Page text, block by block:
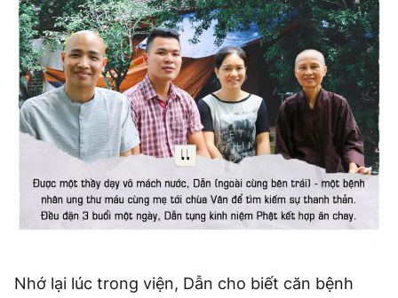
Nhớ lại lúc trong viện, Dẫn cho biết căn bệnh